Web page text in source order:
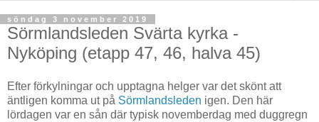
söndag 3 november 2019
Sörmlandsleden Svärta kyrka -
Nyköping (etapp 47, 46, halva 45)
Efter förkylningar och upptagna helger var det skönt att
äntligen komma ut på Sörmlandsleden igen. Den här
lördagen var en sån där typisk novemberdag med duggregn